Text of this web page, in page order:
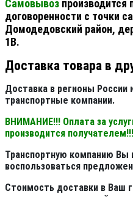
Самовывоз производится
договоренности с точки
Домодедовский район,
1В.
Доставка товара в
Доставка в регионы России
транспортные компании.
ВНИМАНИЕ!!! Оплата за
производится получателем!!!
Транспортную компанию
воспользоваться
Стоимость доставки в Ваш